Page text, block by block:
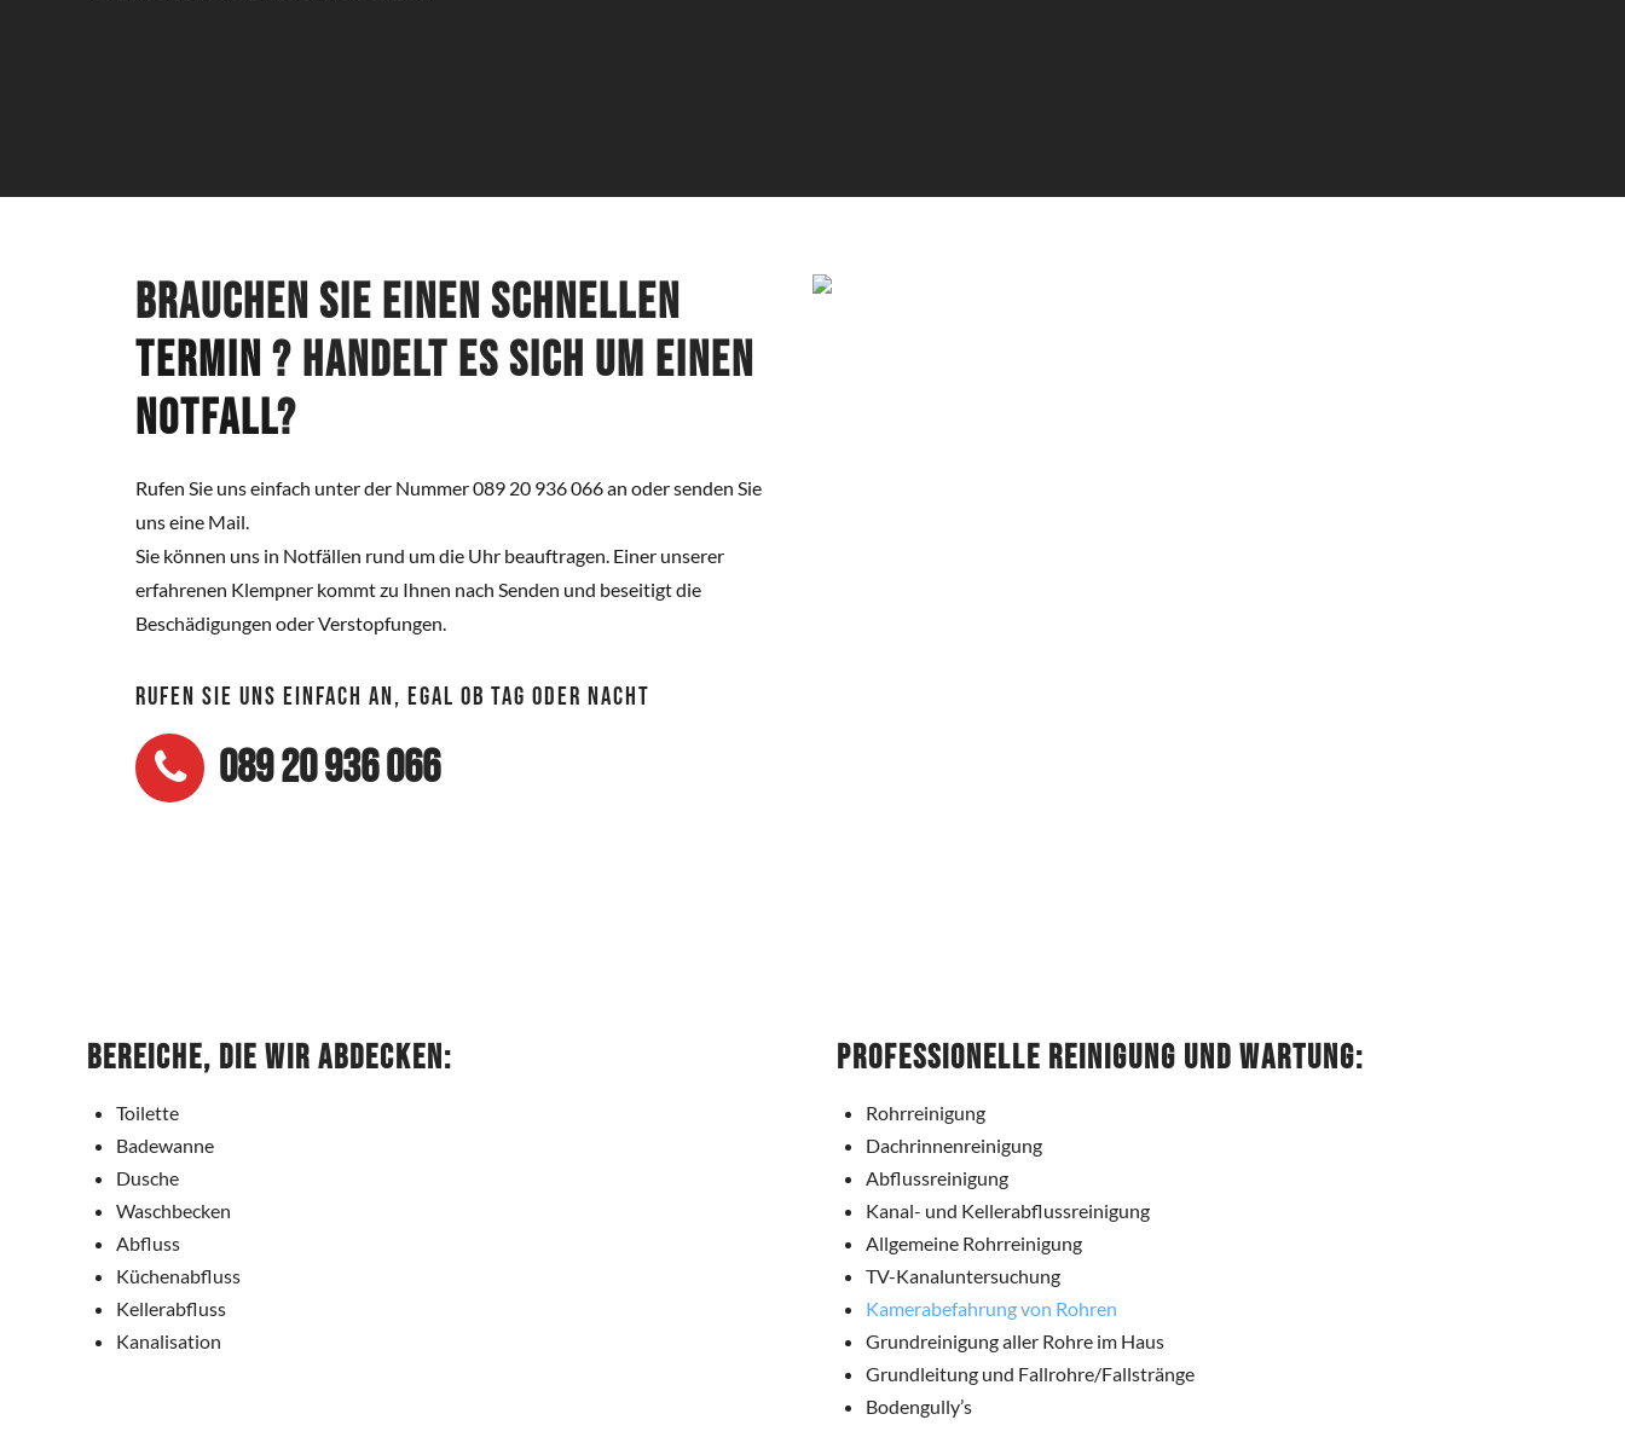
Brauchen Sie einen schnellen
Termin ? Handelt es sich um einen
Notfall?
Rufen Sie uns einfach unter der Nummer 089 20 936 066 an oder senden Sie
uns eine Mail.
Sie können uns in Notfällen rund um die Uhr beauftragen. Einer unserer
erfahrenen Klempner kommt zu Ihnen nach Senden und beseitigt die
Beschädigungen oder Verstopfungen.
RUFEN SIE UNS EINFACH AN, EGAL OB TAG ODER NACHT
089 20 936 066
Bereiche, die wir abdecken:
Toilette
Badewanne
Dusche
Waschbecken
Abfluss
Küchenabfluss
Kellerabfluss
Kanalisation
Professionelle Reinigung und Wartung:
Rohrreinigung
Dachrinnenreinigung
Abflussreinigung
Kanal- und Kellerabflussreinigung
Allgemeine Rohrreinigung
TV-Kanaluntersuchung
Kamerabefahrung von Rohren
Grundreinigung aller Rohre im Haus
Grundleitung und Fallrohre/Fallstränge
Bodengully’s